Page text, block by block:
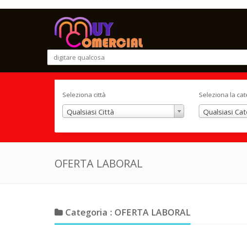
Seleziona città
Qualsiasi Città
Seleziona la
Qualsiasi
OFERTA LABORAL
Categoria : OFERTA LABORAL